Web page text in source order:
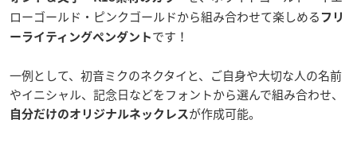
ローゴールド・ピンクゴールドから組み合わせて楽しめる フリ
ーライティングペンダント です！
一例として、初音ミクのネクタイと、ご自身や大切な人の名前
やイニシャル、記念日などをフォントから選んで組み合わせ、
自分だけのオリジナルネックレス が作成可能。